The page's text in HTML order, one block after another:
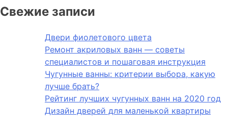
Свежие записи
Двери фиолетового цвета
Ремонт акриловых ванн — советы
специалистов и пошаговая инструкция
Чугунные ванны: критерии выбора, какую
лучше брать?
Рейтинг лучших чугунных ванн на 2020 год
Дизайн дверей для маленькой квартиры